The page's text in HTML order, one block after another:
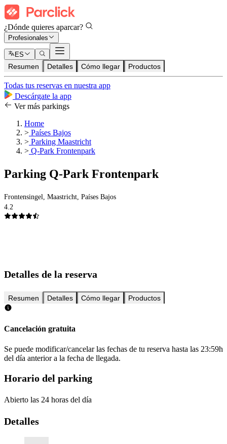
¿Dónde quieres aparcar?
Profesionales
ES
Resumen Detalles Cómo llegar Productos
Todas tus reservas en nuestra app
Descárgate la app
Ver más parkings
Home
> Países Bajos
> Parking Maastricht
> Q-Park Frontenpark
Parking Q-Park Frontenpark
Frontensingel, Maastricht, Países Bajos
4.2
Detalles de la reserva
Resumen Detalles Cómo llegar Productos
Cancelación gratuita
Se puede modificar/cancelar las fechas de tu reserva hasta las 23:59h
del día anterior a la fecha de llegada.
Horario del parking
Abierto las 24 horas del día
Detalles